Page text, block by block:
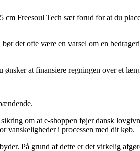
Freesoul Tech sæt forud for at du
det ofte være en varsel om en
at finansiere regningen over et
om at e-shoppen føjer dansk
vanskeligheder i processen med dit køb.
På grund af dette er det virkelig